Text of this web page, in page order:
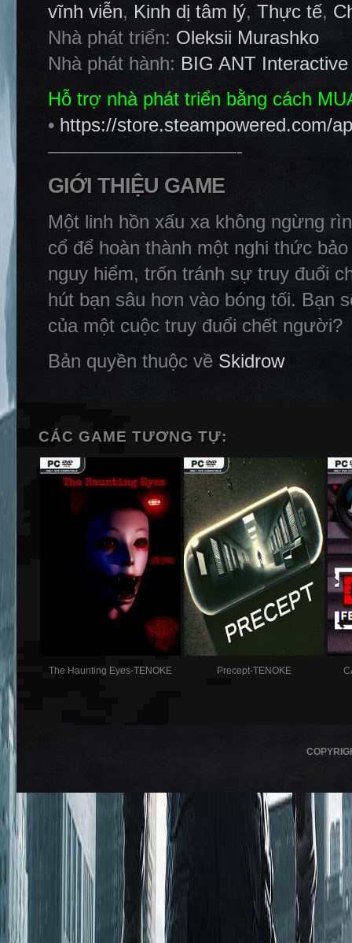
vĩnh viễn, Kinh dị tâm lý, Thực tế,
Nhà phát triển: Oleksii Murashko
Nhà phát hành: BIG ANT Interactive
Hỗ trợ nhà phát triển bằng cách
• https://store.steampowered.com/
——————————-
GIỚI THIỆU GAME
Một linh hồn xấu xa không ngừng
cổ để hoàn thành một nghi thức
nguy hiểm, trốn tránh sự truy đuổi
hút bạn sâu hơn vào bóng tối. Bạn
của một cuộc truy đuổi chết người?
Bản quyền thuộc về Skidrow
CÁC GAME TƯƠNG TỰ:
The Haunting Eyes-TENOKE Precept-TENOKE